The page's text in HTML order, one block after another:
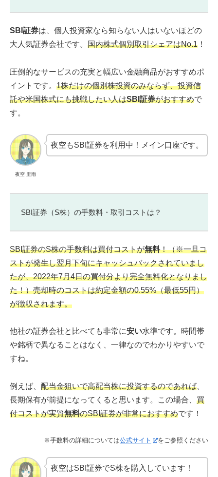
SBI証券は、個人投資家なら知らない人はいないほどの
大人気証券会社です。 国内株式個別取引シェアはNo.1 ！
圧倒的なサービスの充実と幅広い金融商品がおすすめポ
イントです。 1株だけの個別株投資のみならず、投資信
託や米国株式にも挑戦したい人はSBI証券がおすすめで
す。
夜空 里雨
夜空もSBI証券を利用中！メイン口座です。
SBI証券（S株）の手数料・取引コストは？
SBI証券のS株の手数料は買付コストが無料！（※一旦コ
ストが発生し翌月下旬にキャッシュバックされていまし
たが、2022年7月4日の買付分より完全無料化となりまし
た！）売却時のコストは約定金額の0.55%（最低55円）
が徴収されます。
他社の証券会社と比べても非常に安い水準です。時間帯
や銘柄で異なることはなく、一律なのでわかりやすいで
すね。
例えば、 配当金狙いで高配当株に投資するのであれば
長期保有が前提になってくると思います。この場合、 買
付コストが実質無料のSBI証券が非常におすすめです！
※手数料の詳細については公式サイト をご参照ください
夜空はSBI証券でS株を購入しています！